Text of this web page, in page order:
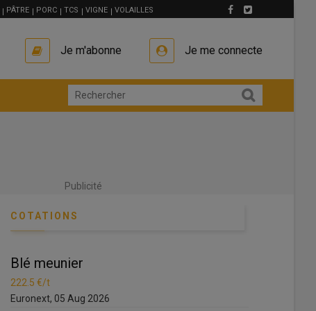
PÂTRE PORC TCS VIGNE VOLAILLES
Je m'abonne Je me connecte
Publicité
COTATIONS
Blé meunier
222.5 €/t
Euronext, 05 Aug 2026